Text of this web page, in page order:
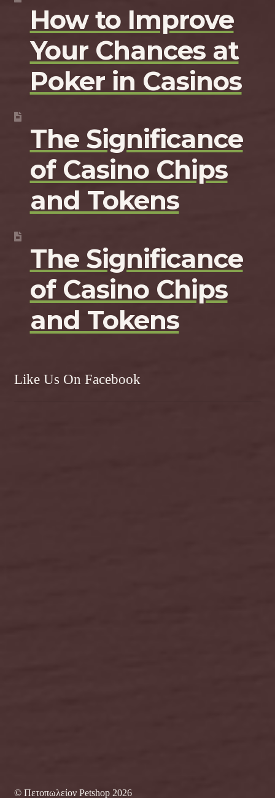
How to Improve
Your Chances at
Poker in Casinos
The Significance
of Casino Chips
and Tokens
The Significance
of Casino Chips
and Tokens
Like Us On Facebook
© Πετοπωλείον Petshop 2026